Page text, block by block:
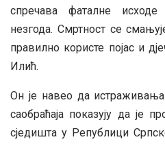
спречава фаталне исходе
незгода. Смртност се
правилно користе појас и
Илић.
Он је навео да истраживања
саобраћаја показују да је
сједишта у Републици